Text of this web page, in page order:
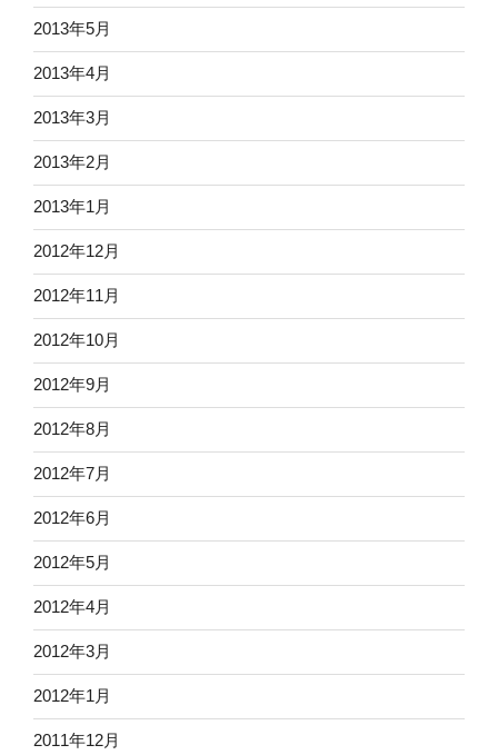
2013年5月
2013年4月
2013年3月
2013年2月
2013年1月
2012年12月
2012年11月
2012年10月
2012年9月
2012年8月
2012年7月
2012年6月
2012年5月
2012年4月
2012年3月
2012年1月
2011年12月